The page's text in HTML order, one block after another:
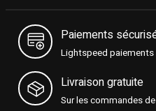
Paiements
Lightspeed paiements
Livraison gratuite
Sur les commandes